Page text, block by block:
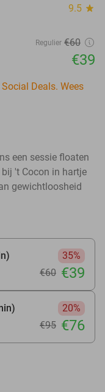
9.5 star
Regulier €60
€39
Deals. Wees
een sessie floaten
't Cocon in hartje
gewichtloosheid
35%
€60 €39
20%
€95 €76